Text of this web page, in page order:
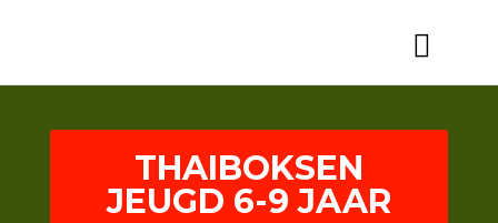
THAIBOKSEN
JEUGD 6-9 JAAR